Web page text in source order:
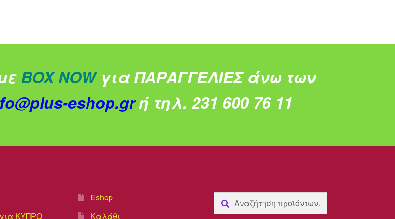
BOX NOW για ΠΑΡΑΓΓΕΛΙΕΣ άνω των
eshop.grή τηλ. 231 600 76 11
ΚΥΠΡΟ
Eshop
Καλάθι
Αναζήτηση
για:
Αναζήτηση